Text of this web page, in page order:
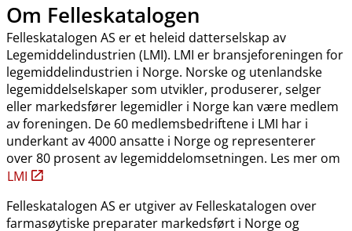
Om Felleskatalogen
Felleskatalogen AS er et heleid datterselskap av
Legemiddelindustrien (LMI). LMI er bransjeforeningen for
legemiddelindustrien i Norge. Norske og utenlandske
legemiddelselskaper som utvikler, produserer, selger
eller markedsfører legemidler i Norge kan være medlem
av foreningen. De 60 medlemsbedriftene i LMI har i
underkant av 4000 ansatte i Norge og representerer
over 80 prosent av legemiddelomsetningen. Les mer om
LMI
Felleskatalogen AS er utgiver av Felleskatalogen over
farmasøytiske preparater markedsført i Norge og